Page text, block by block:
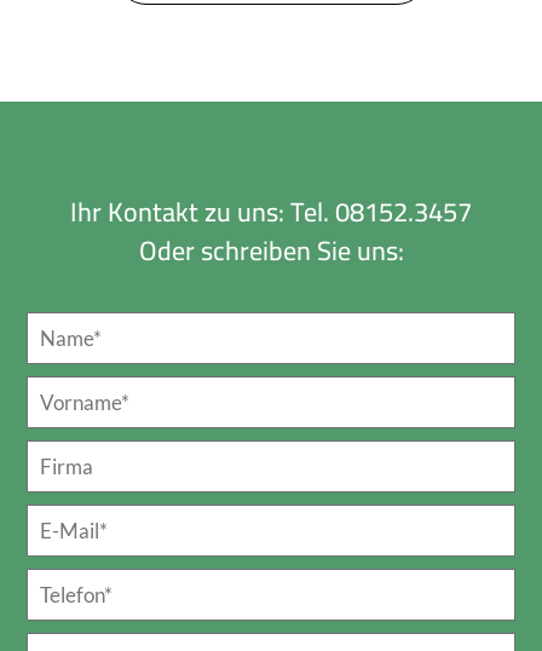
Ihr Kontakt zu uns: Tel. 08152.3457
Oder schreiben Sie uns: